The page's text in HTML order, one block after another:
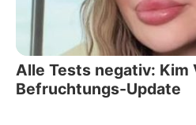
Alle Tests negativ: Kim
Befruchtungs-Update